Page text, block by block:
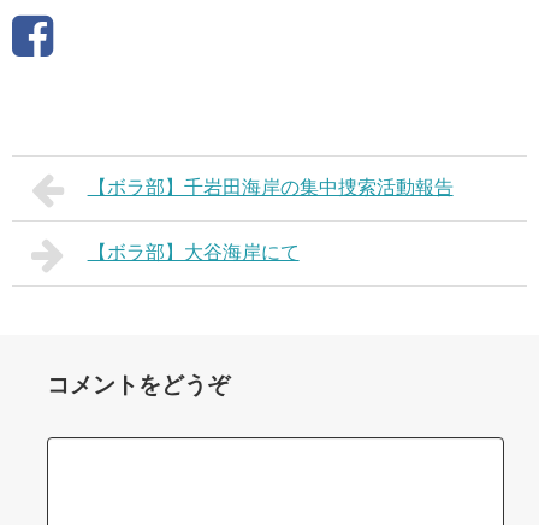
【ボラ部】千岩田海岸の集中捜索活動報告
【ボラ部】大谷海岸にて
コメントをどうぞ
リンク